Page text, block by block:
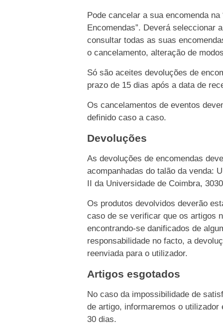
Pode cancelar a sua encomenda
Encomendas”. Deverá seleccionar
consultar todas as suas
o cancelamento, alteração de
Só são aceites devoluções de
prazo de 15 dias após a data de
Os cancelamentos de eventos
definido caso a caso.
Devoluções
As devoluções de encomendas
acompanhadas do talão da venda:
II da Universidade de Coimbra,
Os produtos devolvidos deverão
caso de se verificar que os artigos
encontrando-se danificados de
responsabilidade no facto, a
reenviada para o utilizador.
Artigos esgotados
No caso da impossibilidade de
de artigo, informaremos o
30 dias.